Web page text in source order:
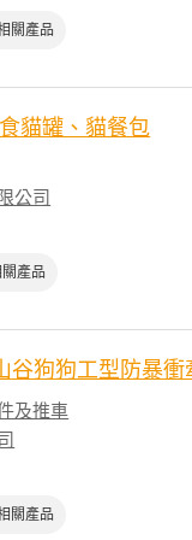
關產品
貓罐、貓餐包
公司
產品
谷狗狗工型防暴衝
及推車
關產品